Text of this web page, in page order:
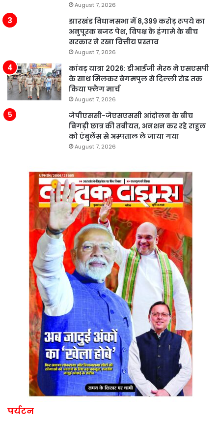
August 7, 2026
झारखंड विधानसभा में 8,399 करोड़ रुपये का
अनुपूरक बजट पेश, विपक्ष के हंगामे के बीच
सरकार ने रखा वित्तीय प्रस्ताव
August 7, 2026
कांवड़ यात्रा 2026: डीआईजी मेरठ ने एसएसपी
के साथ मिलकर बेगमपुल से दिल्ली रोड तक
किया फ्लैग मार्च
August 7, 2026
जेपीएससी-जेएसएससी आंदोलन के बीच
बिगड़ी छात्र की तबीयत, अनशन कर रहे राहुल
को एंबुलेंस से अस्पताल ले जाया गया
August 7, 2026
पर्यटन